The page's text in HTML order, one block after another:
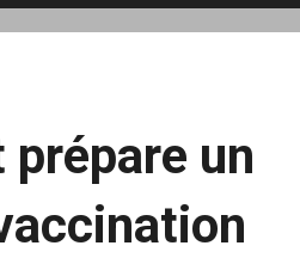
prépare un